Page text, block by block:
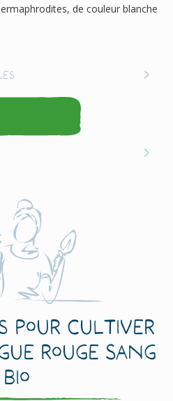
de couleur blanche
pour cultiver
Rouge Sang
Bio